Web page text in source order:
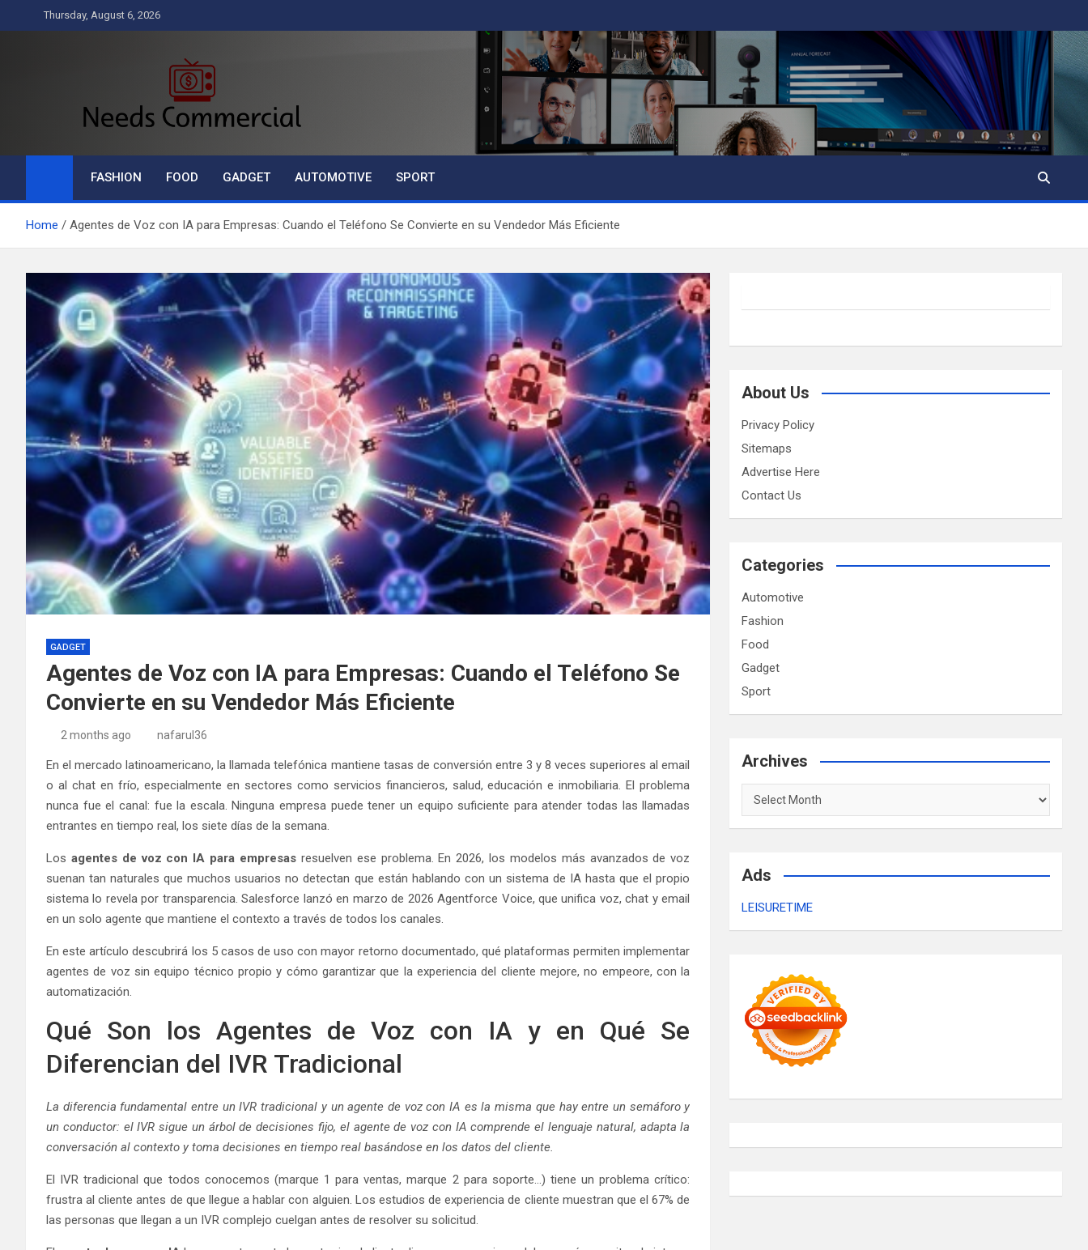
to
Thursday, August 6, 2026
Needs Commercial
FASHION FOOD GADGET AUTOMOTIVE SPORT
Home Agentes de Voz con IA para Empresas: Cuando el Teléfono Se Convierte en su Vendedor Más Eficiente
GADGET
Agentes de Voz con IA para Empresas: Cuando el Teléfono Se
Convierte en su Vendedor Más Eficiente
2 months ago nafarul36
En el mercado latinoamericano, la llamada telefónica mantiene tasas de conversión entre 3 y 8 veces superiores al email
o al chat en frío, especialmente en sectores como servicios financieros, salud, educación e inmobiliaria. El problema
nunca fue el canal: fue la escala. Ninguna empresa puede tener un equipo suficiente para atender todas las llamadas
entrantes en tiempo real, los siete días de la semana.
Los agentes de voz con IA para empresasresuelven ese problema. En 2026, los modelos más avanzados de voz
suenan tan naturales que muchos usuarios no detectan que están hablando con un sistema de IA hasta que el propio
sistema lo revela por transparencia. Salesforce lanzó en marzo de 2026 Agentforce Voice, que unifica voz, chat y email
en un solo agente que mantiene el contexto a través de todos los canales.
En este artículo descubrirá los 5 casos de uso con mayor retorno documentado, qué plataformas permiten implementar
agentes de voz sin equipo técnico propio y cómo garantizar que la experiencia del cliente mejore, no empeore, con la
automatización.
Qué Son los Agentes de Voz con IA y en Qué Se
Diferencian del IVR Tradicional
La diferencia fundamental entre un IVR tradicional y un agente de voz con IA es la misma que hay entre un semáforo y
un conductor: el IVR sigue un árbol de decisiones fijo, el agente de voz con IA comprende el lenguaje natural, adapta la
conversación al contexto y toma decisiones en tiempo real basándose en los datos del cliente.
El IVR tradicional que todos conocemos (marque 1 para ventas, marque 2 para soporte…) tiene un problema crítico:
frustra al cliente antes de que llegue a hablar con alguien. Los estudios de experiencia de cliente muestran que el 67% de
las personas que llegan a un IVR complejo cuelgan antes de resolver su solicitud.
About Us
Privacy Policy
Sitemaps
Advertise Here
Contact Us
Categories
Automotive
Fashion
Food
Gadget
Sport
Archives
Archives
Ads
LEISURETIME